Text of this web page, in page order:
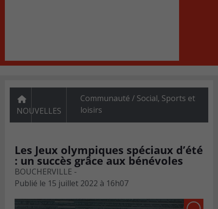
NOUVELLES
Communauté / Social, Sports et
loisirs
Les Jeux olympiques spéciaux d’été
: un succès grâce aux bénévoles
BOUCHERVILLE -
Publié le 15 juillet 2022 à 16h07